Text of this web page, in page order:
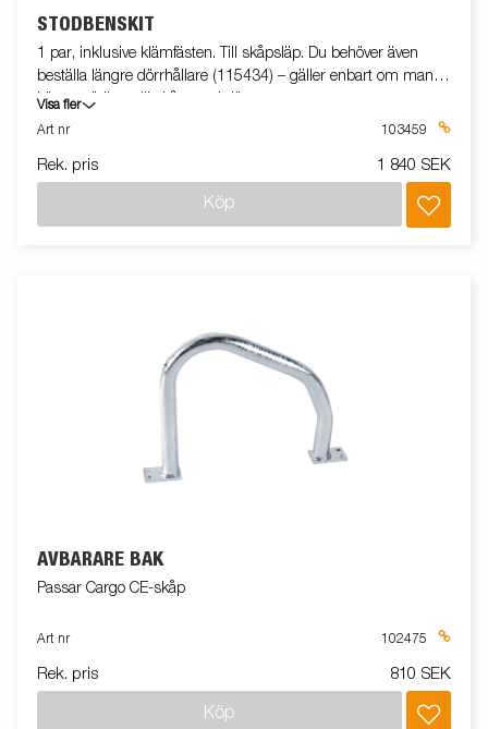
STÖDBENSKIT
1 par, inklusive klämfästen. Till skåpsläp. Du behöver även
beställa längre dörrhållare (115434) – gäller enbart om man
köper stödben till skåp med dörrar.
Visa fler
Art nr
103459
Rek. pris 1 840 SEK
Köp
AVBÄRARE BAK
Passar Cargo CE-skåp
Art nr 102475
Rek. pris 810 SEK
Köp